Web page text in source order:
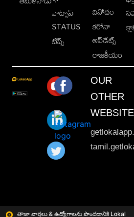
తాజా వార్తలు & ఉద్యోగాలను పొందడానికి Lokal
వాట్సాప్
STATUS
టిప్స్
వినోదం
కరోనా
అప్‌డేట్స్
రాజకీయం
OUR
OTHER